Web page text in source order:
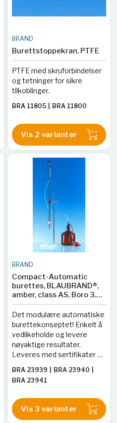
BRAND
Burettstoppekran, PTFE
PTFE med skruforbindelser
og tetninger for sikre
tilkoblinger.
BRA 11805 BRA 11800
Vis 2 varianter
BRAND
Compact-Automatic
burettes, BLAUBRAND®,
amber, class AS, Boro 3.3,
DE-M, white printed scale
Det modulære automatiske
burettekonseptet! Enkelt å
vedlikeholde og levere
nøyaktige resultater.
Leveres med sertifikater og
BRA 23939 BRA 23940
BRA 23941
Vis 3 varianter